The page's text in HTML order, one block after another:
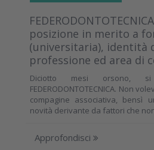
posizione in merito a
(universitaria), identità
professione ed area di
Diciotto mesi orsono,
FEDERODONTOTECNICA. Non
compagine associativa, bensì
novità derivante da fattori che
Approfondisci